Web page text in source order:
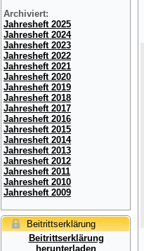
Archiviert:
Jahresheft 2025
Jahresheft 2024
Jahresheft 2023
Jahresheft 2022
Jahresheft 2021
Jahresheft 2020
Jahresheft 2019
Jahresheft 2018
Jahresheft 2017
Jahresheft 2016
Jahresheft 2015
Jahresheft 2014
Jahresheft 2013
Jahresheft 2012
Jahresheft 2011
Jahresheft 2010
Jahresheft 2009
Beitrittserklärung
Beitrittserklärung
herunterladen